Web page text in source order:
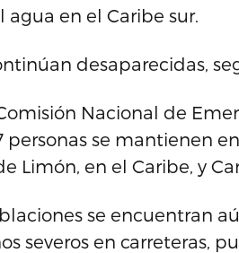
agua en el Caribe sur.
desaparecidas,
Nacional de
personas se mantienen
Limón, en el Caribe, y
se encuentran
severos en carreteras,